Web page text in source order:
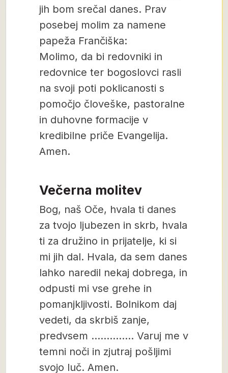
jih bom srečal danes. Prav
posebej molim za namene
papeža Frančiška:
Molimo, da bi redovniki in
redovnice ter bogoslovci rasli
na svoji poti poklicanosti s
pomočjo človeške, pastoralne
in duhovne formacije v
kredibilne priče Evangelija.
Amen.
Večerna molitev
Bog, naš Oče, hvala ti danes
za tvojo ljubezen in skrb, hvala
ti za družino in prijatelje, ki si
mi jih dal. Hvala, da sem danes
lahko naredil nekaj dobrega, in
odpusti mi vse grehe in
pomanjkljivosti. Bolnikom daj
vedeti, da skrbiš zanje,
predvsem ………….. Varuj me v
temni noči in zjutraj pošljimi
svojo luč. Amen.